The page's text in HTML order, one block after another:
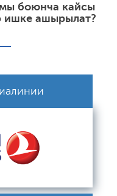
боюнча кайсы
ишке ашырылат?